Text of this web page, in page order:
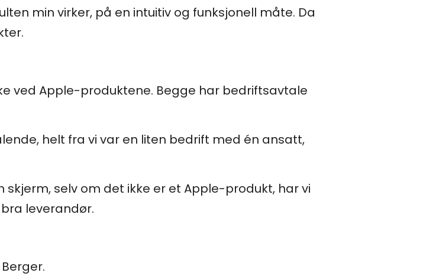
min virker, på en intuitiv og funksjonell måte. Da
ved Apple-produktene. Begge har bedriftsavtale
helt fra vi var en liten bedrift med én ansatt,
selv om det ikke er et Apple-produkt, har vi
leverandør.